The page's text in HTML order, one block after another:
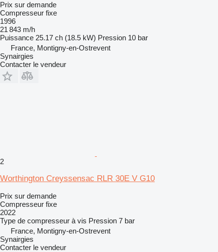
Prix sur demande
Compresseur fixe
1996
21 843 m/h
Puissance 25.17 ch (18.5 kW) Pression 10 bar
France, Montigny-en-Ostrevent
Synairgies
Contacter le vendeur
2
Worthington Creyssensac RLR 30E V G10
Prix sur demande
Compresseur fixe
2022
Type de compresseur à vis Pression 7 bar
France, Montigny-en-Ostrevent
Synairgies
Contacter le vendeur